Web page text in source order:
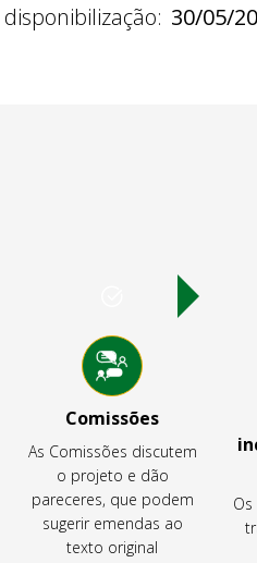
30/05/
Comissões
As Comissões discutem
o projeto e dão
pareceres, que podem
sugerir emendas ao
texto original